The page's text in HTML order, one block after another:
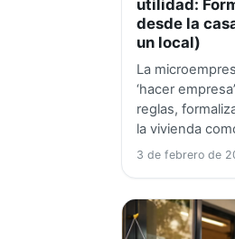
utilidad:
desde la
un local)
La
‘hacer
reglas,
la vivienda
3 de febrero de